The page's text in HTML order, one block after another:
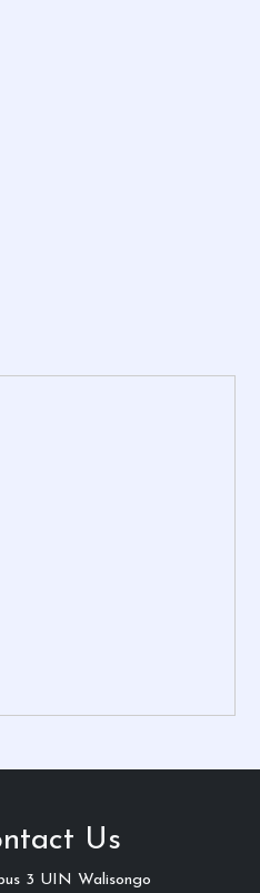
Us
3 UIN Walisongo